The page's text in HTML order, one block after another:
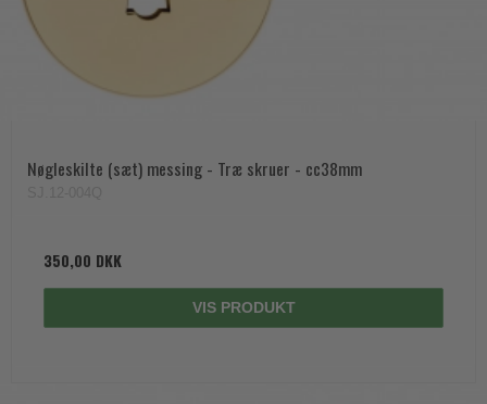
Nøgleskilte (sæt) messing - Træ skruer - cc38mm
350,00 DKK
VIS PRODUKT